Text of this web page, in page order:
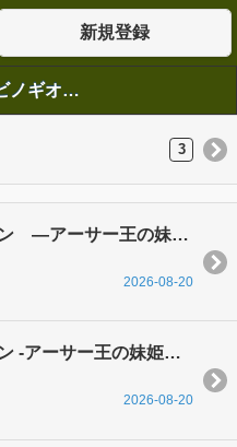
新規登録
本: 金色のマビノギオン 山田 南平
3
金色のマビノギオン ―アーサー王の妹姫― 9巻
2026-08-20
金色のマビノギオン -アーサー王の妹姫ー 9
2026-08-20